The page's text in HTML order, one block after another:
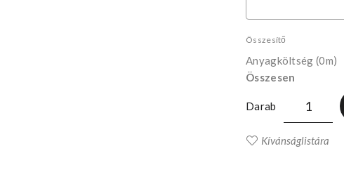
Összesítő
Anyagköltség (0m)
Összesen
Darab
Kívánságlistára